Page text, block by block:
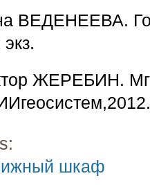
ВЕДЕНЕЕВА.
ЖЕРЕБИН.
шкаф